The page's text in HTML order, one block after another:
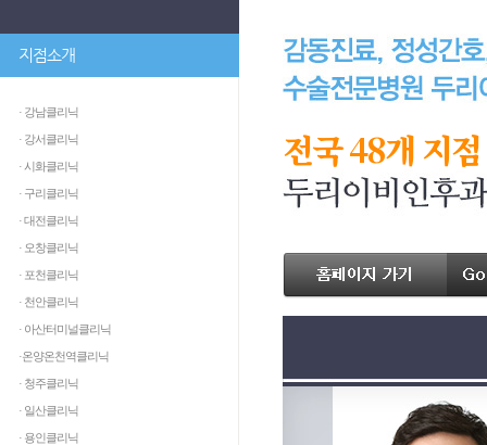
지점소개
· 강남클리닉
· 강서클리닉
· 시화클리닉
· 구리클리닉
· 대전클리닉
· 오창클리닉
· 포천클리닉
· 천안클리닉
· 아산터미널클리닉
·온양온천역클리닉
· 청주클리닉
· 일산클리닉
· 용인클리닉
전국 48개 지점